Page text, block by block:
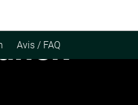
Avis / FAQ